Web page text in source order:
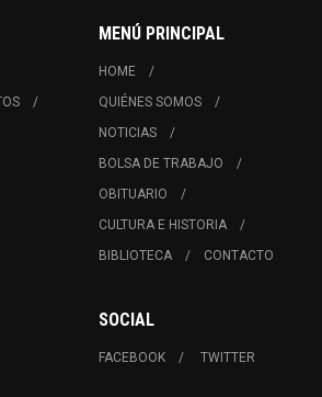
MENÚ PRINCIPAL
HOME
QUIÉNES SOMOS
NOTICIAS
BOLSA DE TRABAJO
OBITUARIO
CULTURA E HISTORIA
BIBLIOTECA
CONTACTO
SOCIAL
FACEBOOK TWITTER